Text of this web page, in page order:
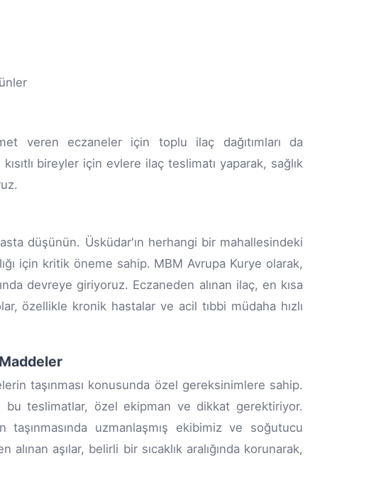
veren eczaneler için toplu ilaç dağıtımları da
bireyler için evlere ilaç teslimatı yaparak, sağlık
düşünün. Üsküdar'ın herhangi bir mahallesindeki
için kritik öneme sahip. MBM Avrupa Kurye olarak,
devreye giriyoruz. Eczaneden alınan ilaç, en kısa
özellikle kronik hastalar ve acil tıbbi müdaha hızlı
taşınması konusunda özel gereksinimlere sahip.
teslimatlar, özel ekipman ve dikkat gerektiriyor.
uzmanlaşmış ekibimiz ve soğutucu
aşılar, belirli bir sıcaklık aralığında korunarak,